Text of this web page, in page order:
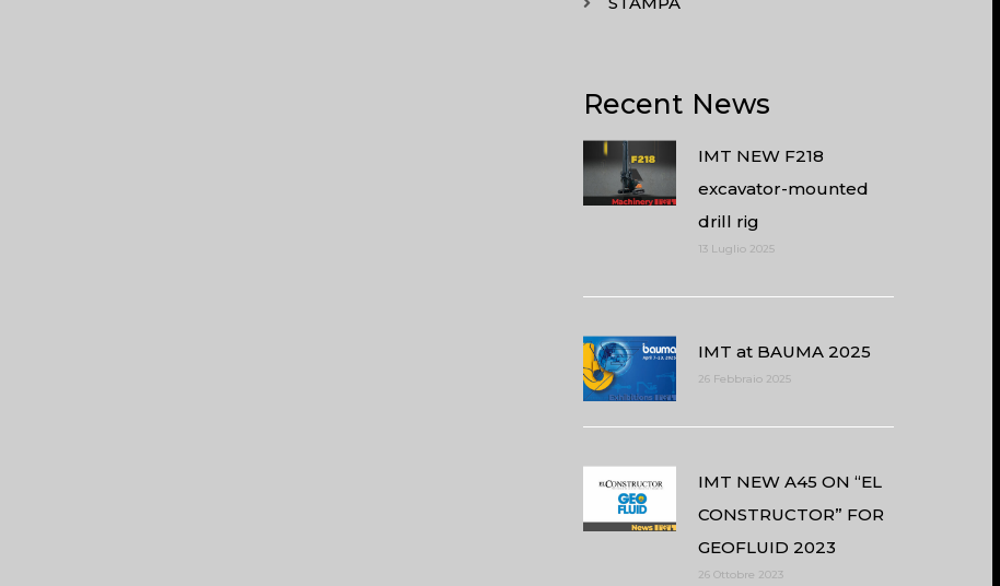
Recent News
IMT NEW F218
excavator-mounted
drill rig
13 Luglio 2025
IMT at BAUMA 2025
26 Febbraio 2025
IMT NEW A45 ON “EL
CONSTRUCTOR” FOR
GEOFLUID 2023
26 Ottobre 2023